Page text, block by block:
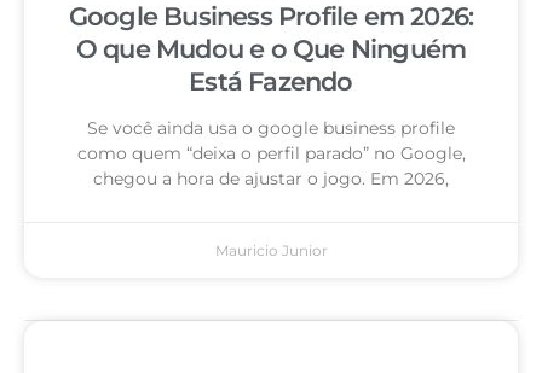
Google Business Profile em 2026:
O que Mudou e o Que Ninguém
Está Fazendo
Se você ainda usa o google business profile
como quem “deixa o perfil parado” no Google,
chegou a hora de ajustar o jogo. Em 2026,
Mauricio Junior